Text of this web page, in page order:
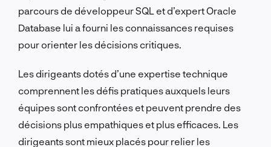
parcours de développeur SQL et d’expert Oracle
Database lui a fourni les connaissances requises
pour orienter les décisions critiques.
Les dirigeants dotés d’une expertise technique
comprennent les défis pratiques auxquels leurs
équipes sont confrontées et peuvent prendre des
décisions plus empathiques et plus efficaces. Les
dirigeants sont mieux placés pour relier les